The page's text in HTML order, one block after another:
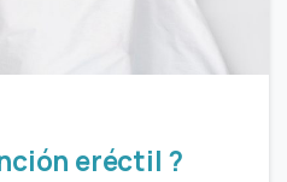
eréctil ?